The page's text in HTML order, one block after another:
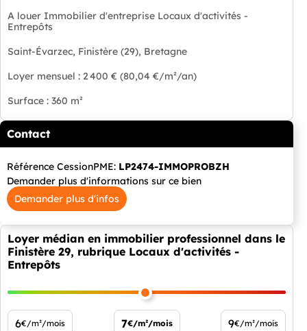
A louer Immobilier d'entreprise Locaux d'activités -
Entrepôts
Saint-Évarzec, Finistère (29), Bretagne
Loyer mensuel : 2 400 € (80,04 €/m²/an)
Surface : 360 m²
Contact
Référence CessionPME: LP2474-IMMOPROBZH
Demander plus d'informations sur ce bien
Demander plus d'infos
Loyer médian en immobilier professionnel dans le
Finistère 29, rubrique Locaux d'activités -
Entrepôts
6€/m²/mois 7€/m²/mois 9€/m²/mois